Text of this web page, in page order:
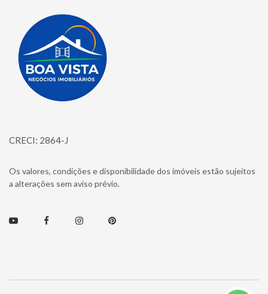
Página inicial
CRECI: 2864-J
Os valores, condições e disponibilidade dos imóveis estão sujeitos
a alterações sem aviso prévio.
Youtube FacebookInstagramPinterest